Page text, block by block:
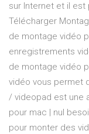
sur Internet et il
Télécharger
de montage vidéo
enregistrements
de montage vidéo
vidéo vous permet
/ videopad est une
pour mac | nul
pour monter des